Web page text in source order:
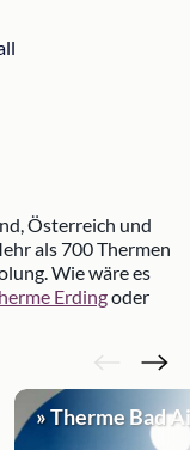
Österreich und
als 700 Thermen
Wie wäre es
Erdingoder
» Therme Bad